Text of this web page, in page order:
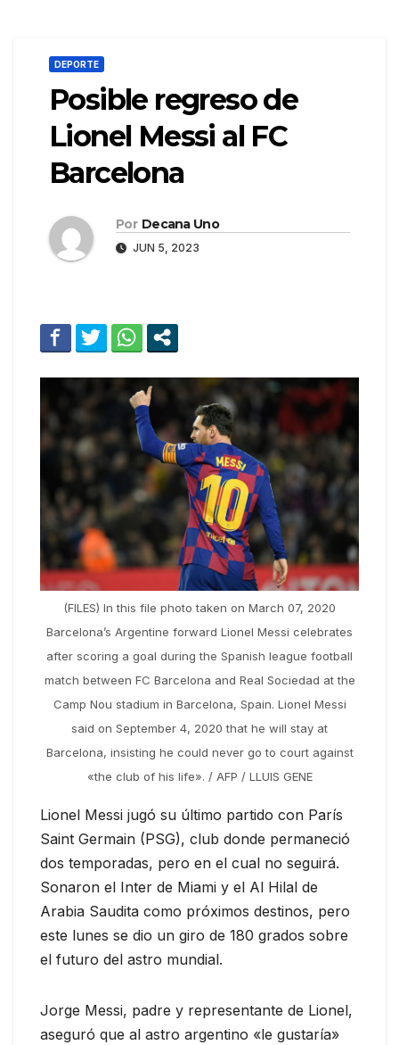
DEPORTE
Posible regreso de
Lionel Messi al FC
Barcelona
Por Decana Uno
JUN 5, 2023
(FILES) In this file photo taken on March 07, 2020
Barcelona’s Argentine forward Lionel Messi celebrates
after scoring a goal during the Spanish league football
match between FC Barcelona and Real Sociedad at the
Camp Nou stadium in Barcelona, Spain. Lionel Messi
said on September 4, 2020 that he will stay at
Barcelona, insisting he could never go to court against
«the club of his life». / AFP / LLUIS GENE
Lionel Messi jugó su último partido con París
Saint Germain (PSG), club donde permaneció
dos temporadas, pero en el cual no seguirá.
Sonaron el Inter de Miami y el Al Hilal de
Arabia Saudita como próximos destinos, pero
este lunes se dio un giro de 180 grados sobre
el futuro del astro mundial.
Jorge Messi, padre y representante de Lionel,
aseguró que al astro argentino «le gustaría»